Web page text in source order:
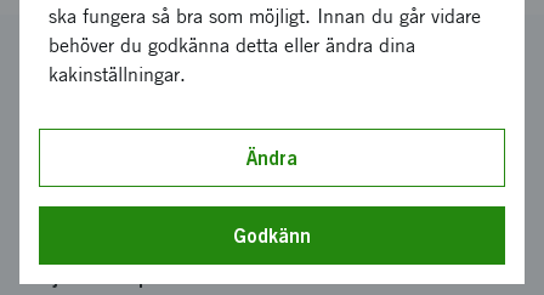
Diarienummer
2020-01030
Koordinator
Heat & Rescue Sweden AB-Umeå universitet
Bidrag från Vinnova
ska fungera så bra som möjligt. Innan du går vidare
behöver du godkänna detta eller ändra dina
kakinställningar.
Ändra
Godkänn